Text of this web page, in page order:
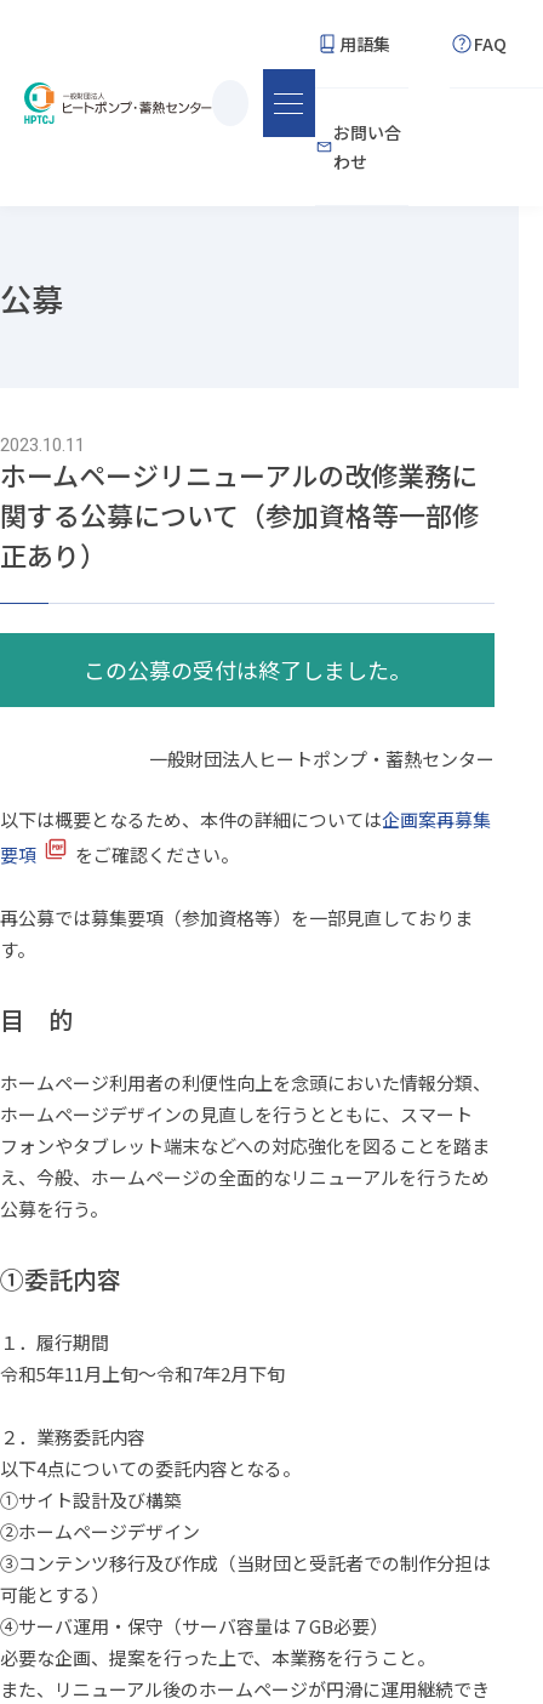
用語集 FAQ
お問い合
わせ
公募
2023.10.11
ホームページリニューアルの改修業務に
関する公募について（参加資格等一部修
正あり）
この公募の受付は終了しました。
一般財団法人ヒートポンプ・蓄熱センター
以下は概要となるため、本件の詳細については企画案再募集
要項
をご確認ください。
再公募では募集要項（参加資格等）を一部見直しておりま
す。
目 的
ホームページ利用者の利便性向上を念頭においた情報分類、
ホームページデザインの見直しを行うとともに、スマート
フォンやタブレット端末などへの対応強化を図ることを踏ま
え、今般、ホームページの全面的なリニューアルを行うため
公募を行う。
①委託内容
１．履行期間
令和5年11月上旬～令和7年2月下旬
２．業務委託内容
以下4点についての委託内容となる。
①サイト設計及び構築
②ホームページデザイン
③コンテンツ移行及び作成（当財団と受託者での制作分担は
可能とする）
④サーバ運用・保守（サーバ容量は７GB必要）
必要な企画、提案を行った上で、本業務を行うこと。
また、リニューアル後のホームページが円滑に運用継続でき